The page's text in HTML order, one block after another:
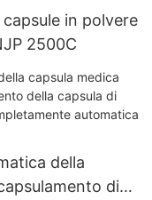
in polvere
2500C
della
di